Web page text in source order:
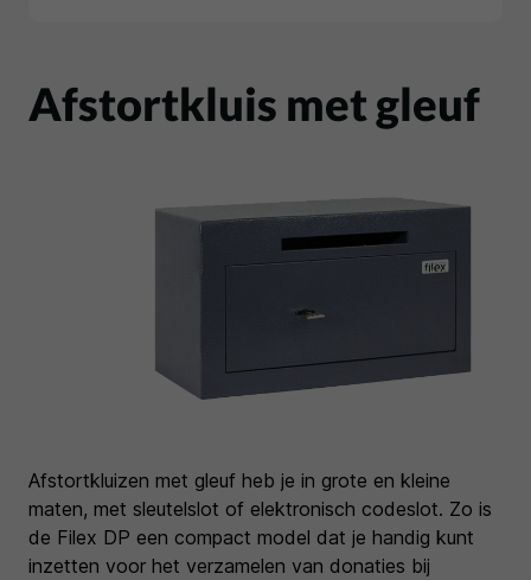
Afstortkluis met gleuf
Afstortkluizen met gleuf heb je in grote en kleine
maten, met sleutelslot of elektronisch codeslot. Zo is
de Filex DP een compact model dat je handig kunt
inzetten voor het verzamelen van donaties bij